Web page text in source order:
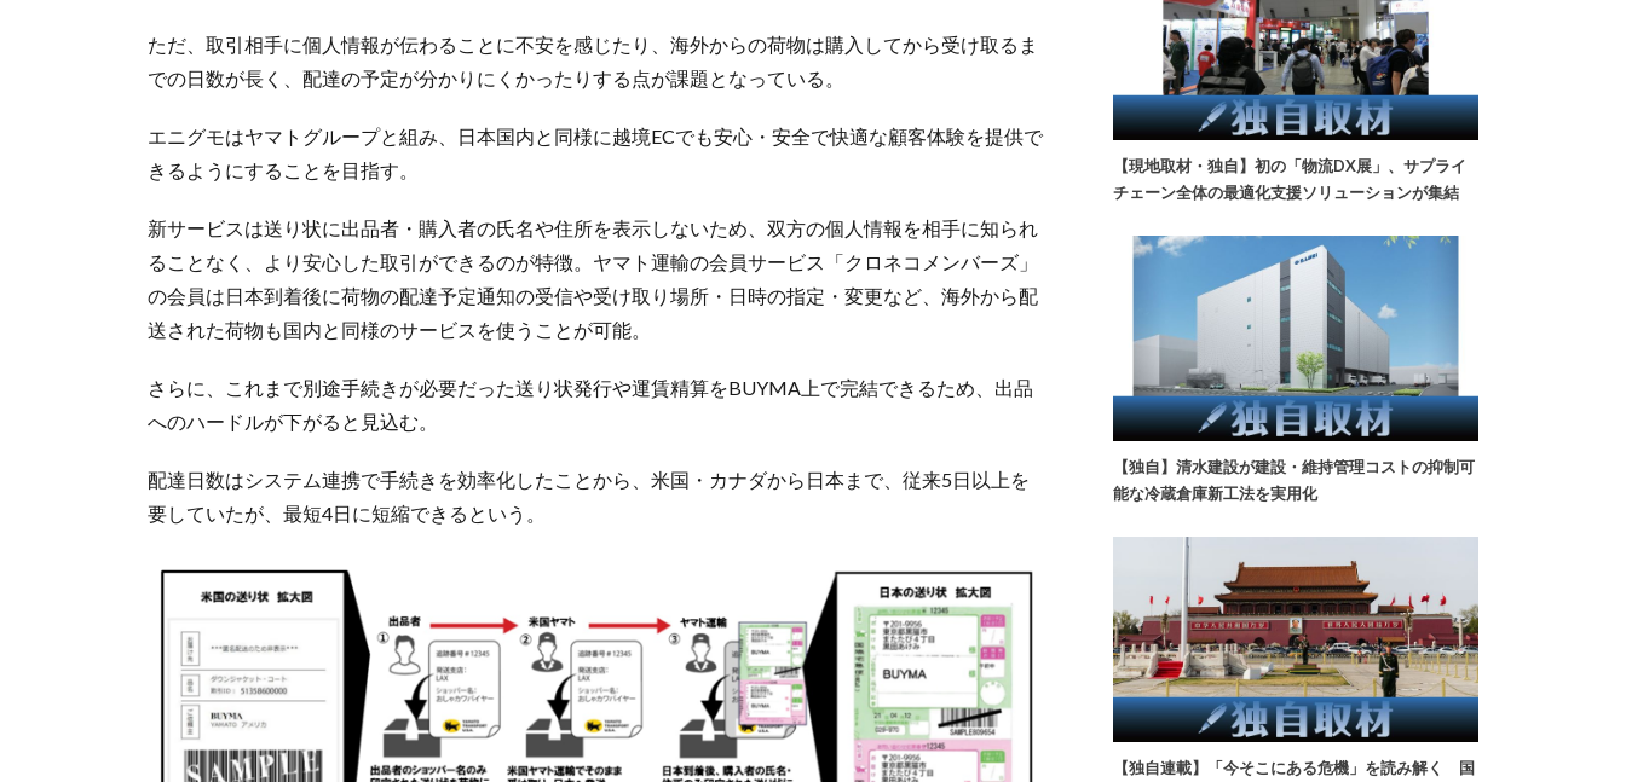
ただ、取引相手に個人情報が伝わることに不安を感じたり、海外からの荷物は購入してから受け取るま
での日数が長く、配達の予定が分かりにくかったりする点が課題となっている。
エニグモはヤマトグループと組み、日本国内と同様に越境ECでも安心・安全で快適な顧客体験を提供で
きるようにすることを目指す。
新サービスは送り状に出品者・購入者の氏名や住所を表示しないため、双方の個人情報を相手に知られ
ることなく、より安心した取引ができるのが特徴。ヤマト運輸の会員サービス「クロネコメンバーズ」
の会員は日本到着後に荷物の配達予定通知の受信や受け取り場所・日時の指定・変更など、海外から配
送された荷物も国内と同様のサービスを使うことが可能。
さらに、これまで別途手続きが必要だった送り状発行や運賃精算をBUYMA上で完結できるため、出品
へのハードルが下がると見込む。
配達日数はシステム連携で手続きを効率化したことから、米国・カナダから日本まで、従来5日以上を
要していたが、最短4日に短縮できるという。
【現地取材・独自】初の「物流DX展」、サプライ
チェーン全体の最適化支援ソリューションが集結
【独自】清水建設が建設・維持管理コストの抑制可
能な冷蔵倉庫新工法を実用化
【独自連載】「今そこにある危機」を読み解く 国